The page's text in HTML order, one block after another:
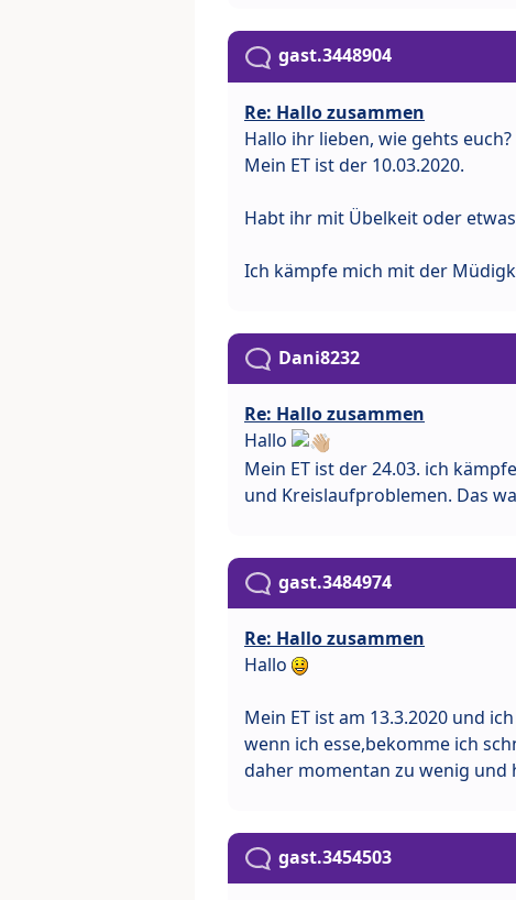
gast.3448904
Re: Hallo zusammen
Hallo ihr lieben, wie gehts euch?
Mein ET ist der 10.03.2020.
Habt ihr mit Übelkeit oder
Ich kämpfe mich mit der
Dani8232
Re: Hallo zusammen
Hallo
Mein ET ist der 24.03. ich
und Kreislaufproblemen. Das
gast.3484974
Re: Hallo zusammen
Hallo
Mein ET ist am 13.3.2020 und
wenn ich esse,bekomme ich
daher momentan zu wenig und
gast.3454503